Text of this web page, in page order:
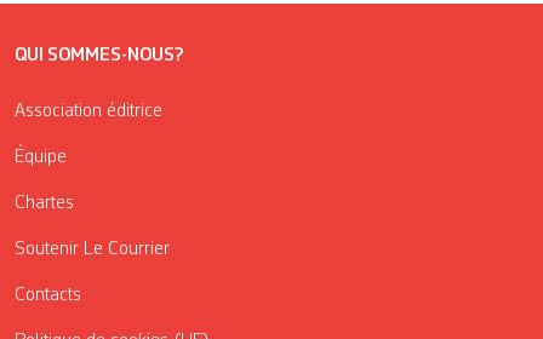
QUI SOMMES-NOUS?
Association éditrice
Équipe
Chartes
Soutenir Le Courrier
Contacts